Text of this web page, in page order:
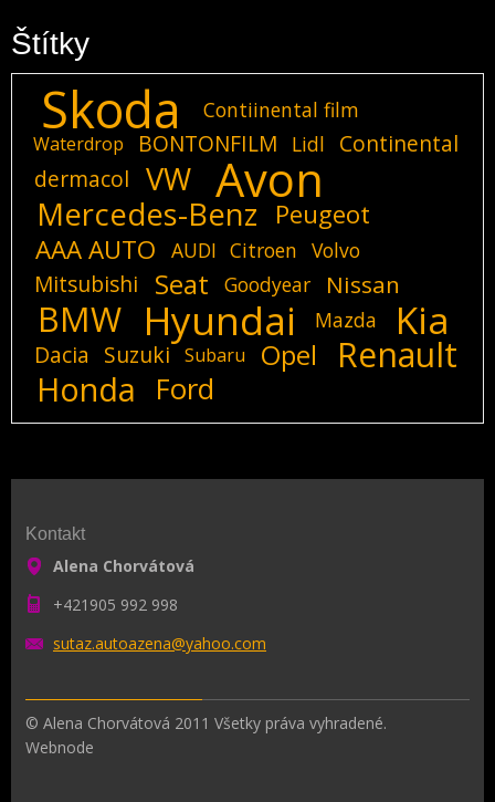
Štítky
Skoda Contiinental film
Waterdrop BONTONFILM Lidl
Continental
dermacol
VW Avon
Mercedes-Benz
Peugeot
AAA AUTO
AUDI Citroen Volvo
Mitsubishi Seat Goodyear Nissan
BMW Hyundai Mazda Kia
Dacia Suzuki Subaru Opel Renault
Honda Ford
Kontakt
Alena Chorvátová
+421905 992 998
sutaz.autoazena@yahoo.com
© Alena Chorvátová 2011 Všetky práva vyhradené.
Webnode